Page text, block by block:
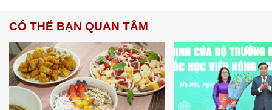
CÓ THỂ BẠN QUAN TÂM